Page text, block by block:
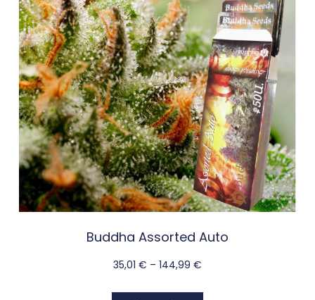
Buddha Assorted Auto
35,01 € – 144,99 €